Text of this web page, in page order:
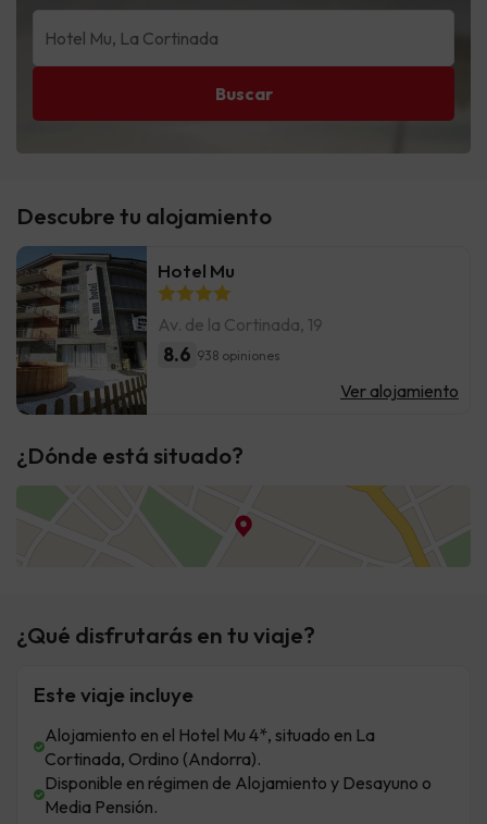
Descubre tu alojamiento
Hotel Mu
Av. de la Cortinada, 19
8.6 938 opiniones
Ver alojamiento
¿Dónde está situado?
¿Qué disfrutarás en tu viaje?
Este viaje incluye
Alojamiento en el Hotel Mu 4*, situado en La
Cortinada, Ordino (Andorra).
Disponible en régimen de Alojamiento y Desayuno o
Media Pensión.
Buscar